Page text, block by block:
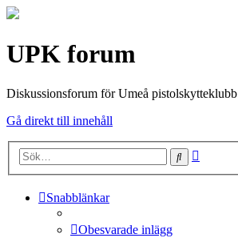
UPK forum
Diskussionsforum för Umeå pistolskytteklubb
Gå direkt till innehåll
Sök
Snabblänkar
Obesvarade inlägg